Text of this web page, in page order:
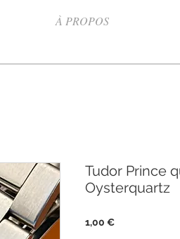
À PROPOS
Tudor Prince
Oysterquartz
1,00 €Prix